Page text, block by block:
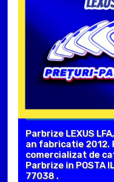
Parbrize LEXUS
an fabricatie 2012.
comercializat de
Parbrize in POSTA
77038 .